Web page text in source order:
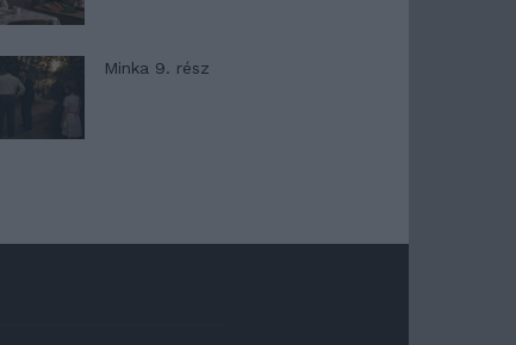
Minka 9. rész